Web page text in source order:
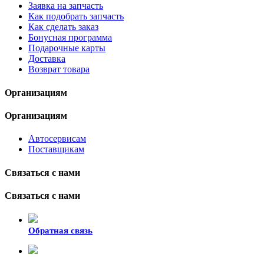
Заявка на запчасть
Как подобрать запчасть
Как сделать заказ
Бонусная программа
Подарочные карты
Доставка
Возврат товара
Организациям
Организациям
Автосервисам
Поставщикам
Связаться с нами
Связаться с нами
Обратная связь